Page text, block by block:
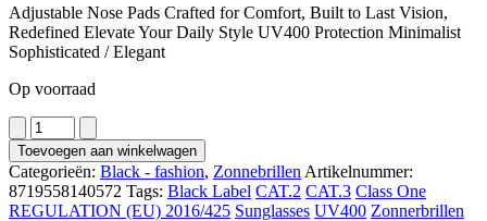
Adjustable Nose Pads Crafted for Comfort, Built to Last Vision,
Redefined Elevate Your Daily Style UV400 Protection Minimalist
Sophisticated / Elegant
Op voorraad
1410
aantal
Toevoegen aan winkelwagen
Categorieën: Black - fashion, Zonnebrillen Artikelnummer:
8719558140572 Tags: Black Label CAT.2 CAT.3 Class One
REGULATION (EU) 2016/425 Sunglasses UV400 Zonnerbrillen